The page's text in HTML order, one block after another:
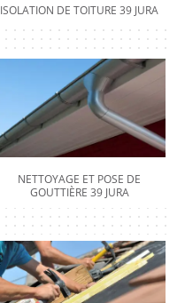
ISOLATION DE TOITURE 39 JURA
NETTOYAGE ET POSE DE
GOUTTIÈRE 39 JURA